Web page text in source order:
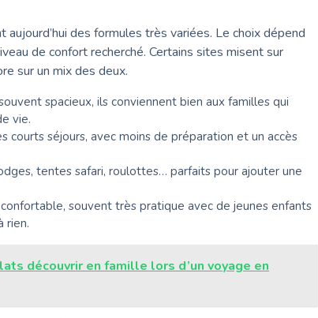
des formules très variées. Le choix dépend
de confort recherché. Certains sites misent sur
sur un mix des deux.
spacieux, ils conviennent bien aux familles qui
vie.
courts séjours, avec moins de préparation et un accès
tentes safari, roulottes… parfaits pour ajouter une
souvent très pratique avec de jeunes enfants
rien.
découvrir en famille lors d’un voyage en